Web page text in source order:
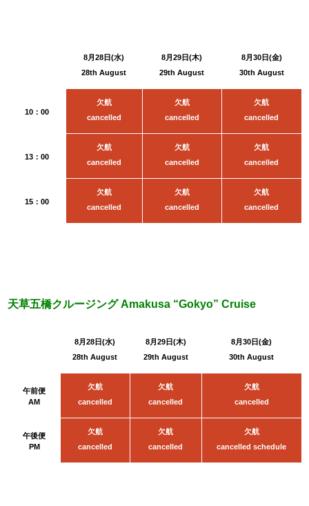
8月28日(水)
28th August
8月29日(木)
29th August
8月30日(金)
30th August
10：00
欠航
cancelled
欠航
cancelled
欠航
cancelled
13：00
欠航
cancelled
欠航
cancelled
欠航
cancelled
15：00
欠航
cancelled
欠航
cancelled
欠航
cancelled
天草五橋クルージング Amakusa “Gokyo” Cruise
8月28日(水)
28th August
8月29日(木)
29th August
8月30日(金)
30th August
午前便
AM
欠航
cancelled
欠航
cancelled
欠航
cancelled
午後便
PM
欠航
cancelled
欠航
cancelled
欠航
cancelled schedule